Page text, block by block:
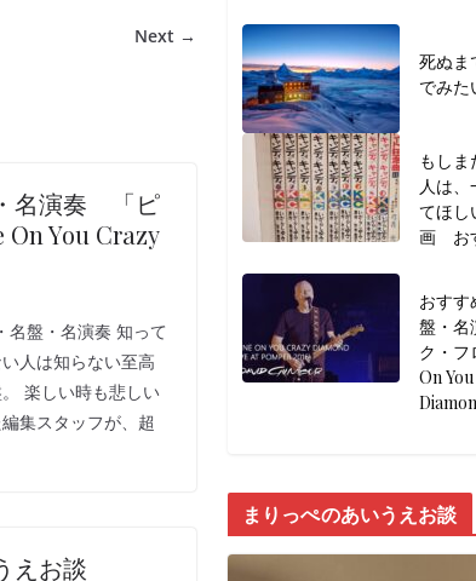
Next →
名演奏 「ピ
You Crazy
名盤・名演奏 知って
人は知らない至高
楽しい時も悲しい
集スタッフが、超
えお談
死ぬま
でみた
もし
人は
てほし
画 お
おすす
盤・
ク・
On
まりっぺのあいうえお談